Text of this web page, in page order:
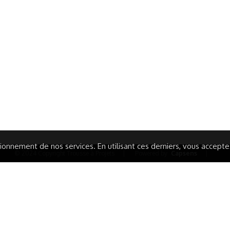
de nos services. En utilisant ces derniers, vous